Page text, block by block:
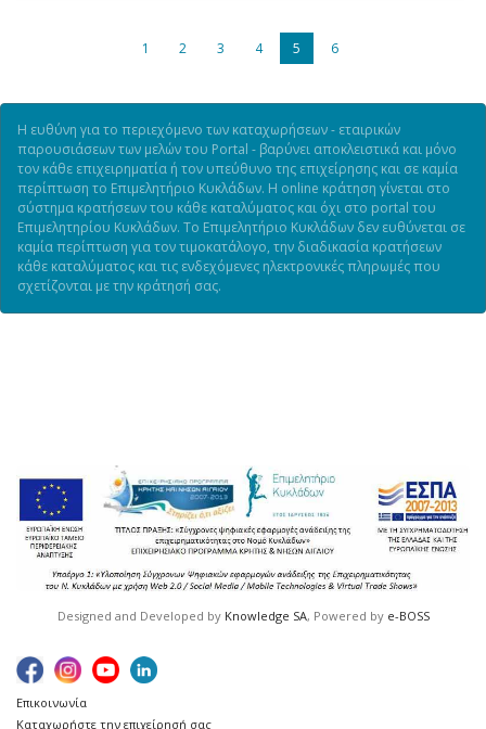
1 2 3 4 5 6
Η ευθύνη για το περιεχόμενο των καταχωρήσεων - εταιρικών
παρουσιάσεων των μελών του Portal - βαρύνει αποκλειστικά και μόνο
τον κάθε επιχειρηματία ή τον υπεύθυνο της επιχείρησης και σε καμία
περίπτωση το Επιμελητήριο Κυκλάδων. Η online κράτηση γίνεται στο
σύστημα κρατήσεων του κάθε καταλύματος και όχι στο portal του
Επιμελητηρίου Κυκλάδων. Το Επιμελητήριο Κυκλάδων δεν ευθύνεται σε
καμία περίπτωση για τον τιμοκατάλογο, την διαδικασία κρατήσεων
κάθε καταλύματος και τις ενδεχόμενες ηλεκτρονικές πληρωμές που
σχετίζονται με την κράτησή σας.
Designed and Developed by Knowledge SA, Powered by e-BOSS
Επικοινωνία
Καταχωρήστε την επιχείρησή σας